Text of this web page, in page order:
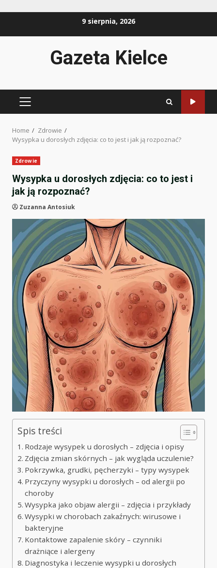
9 sierpnia, 2026
Gazeta Kielce
PRIMARY
Home
Zdrowie
Wysypka u dorosłych zdjęcia: co to jest i jak ją rozpoznać?
Zdrowie
Wysypka u dorosłych zdjęcia: co to jest i
jak ją rozpoznać?
Zuzanna Antosiuk
Spis treści
Rodzaje wysypek u dorosłych – zdjęcia i opisy
Zdjęcia zmian skórnych – jak wygląda uczulenie?
Pokrzywka, grudki, pęcherzyki – typy wysypek
Przyczyny wysypki u dorosłych – od alergii po
choroby
Wysypka jako objaw alergii – zdjęcia i przykłady
Wysypki w chorobach zakaźnych: wirusowe i
bakteryjne
Kontaktowe zapalenie skóry – czynniki
drażniące i alergeny
Diagnostyka i leczenie wysypki u dorosłych